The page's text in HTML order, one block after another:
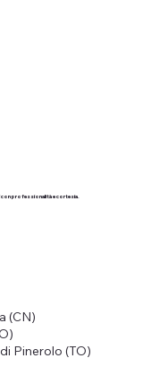
professionalità e cortesia.
(CN)
Pinerolo (TO)